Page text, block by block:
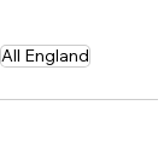
All England